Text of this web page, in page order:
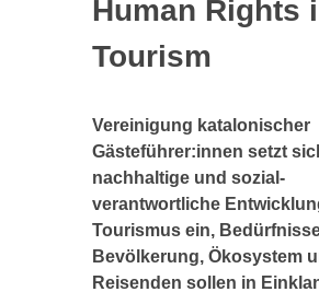
Human Rights
Tourism
Vereinigung katalonischer
Gästeführer:innen setzt
nachhaltige und sozial-
verantwortliche
Tourismus ein,
Bevölkerung, Ökosystem
Reisenden sollen in